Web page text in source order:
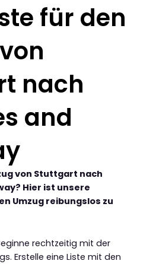
für den
nach
and
von Stuttgart nach
Hier ist unsere
Umzug reibungslos zu
rechtzeitig mit der
Erstelle eine Liste mit den